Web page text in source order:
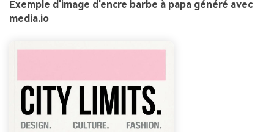
Exemple d'image d'encre barbe à papa généré avec
media.io